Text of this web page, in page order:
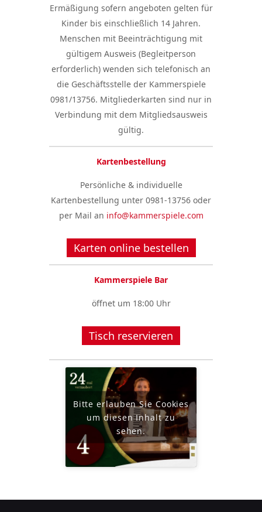
Ermäßigung sofern angeboten gelten für
Kinder bis einschließlich 14 Jahren.
Menschen mit Beeinträchtigung mit
gültigem Ausweis (Begleitperson
erforderlich) wenden sich telefonisch an
die Geschäftsstelle der Kammerspiele
0981/13756. Mitgliederkarten sind nur in
Verbindung mit dem Mitgliedsausweis
gültig.
Kartenbestellung
Persönliche & individuelle
Kartenbestellung unter 0981-13756 oder
per Mail an info@kammerspiele.com
Karten online bestellen
Kammerspiele Bar
öffnet um 18:00 Uhr
Tisch reservieren
Bitte erlauben Sie Cookies
um diesen Inhalt zu
sehen.